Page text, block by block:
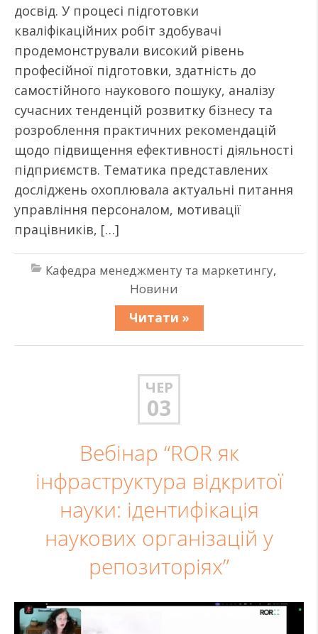
досвід. У процесі підготовки
кваліфікаційних робіт здобувачі
продемонстрували високий рівень
професійної підготовки, здатність до
самостійного наукового пошуку, аналізу
сучасних тенденцій розвитку бізнесу та
розроблення практичних рекомендацій
щодо підвищення ефективності діяльності
підприємств. Тематика представлених
досліджень охоплювала актуальні питання
управління персоналом, мотивації
працівників, […]
Кафедра менеджменту та маркетингу,
Новини
Читати »
ЧЕР
03
Вебінар “ROR як
інфраструктура відкритої
науки: ідентифікація
наукових організацій у
репозиторіях”